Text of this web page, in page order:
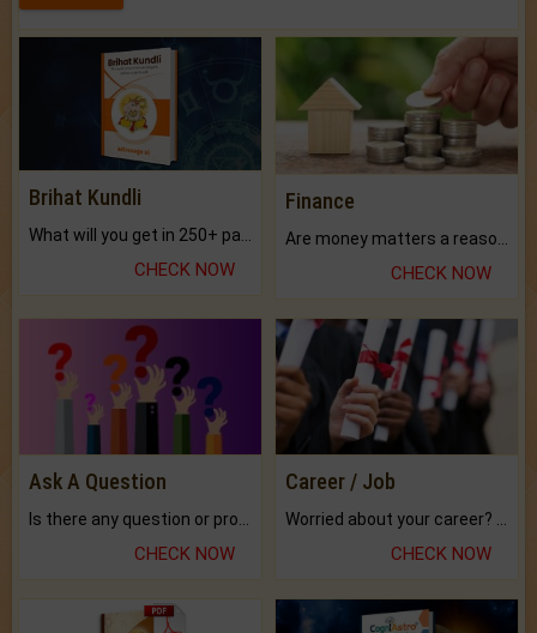
Brihat Kundli
CHECK NOW
Finance
CHECK NOW
Ask A Question
CHECK NOW
Career / Job
CHECK NOW